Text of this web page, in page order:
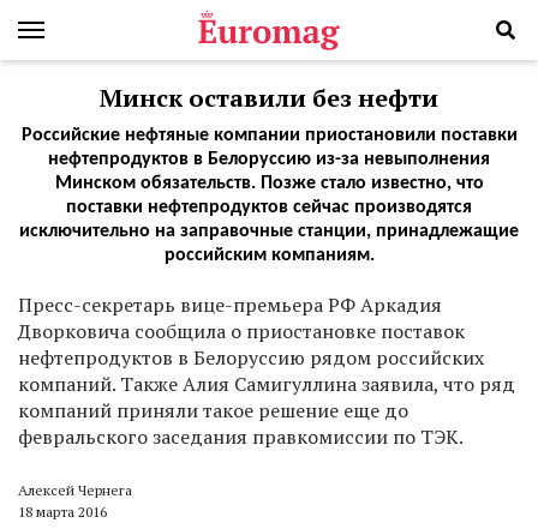
Минск оставили без нефти
Российские нефтяные компании приостановили поставки
нефтепродуктов в Белоруссию из-за невыполнения
Минском обязательств. Позже стало известно, что
поставки нефтепродуктов сейчас производятся
исключительно на заправочные станции, принадлежащие
российским компаниям.
Пресс-секретарь вице-премьера РФ Аркадия
Дворковича сообщила о приостановке поставок
нефтепродуктов в Белоруссию рядом российских
компаний. Также Алия Самигуллина заявила, что ряд
компаний приняли такое решение еще до
февральского заседания правкомиссии по ТЭК.
Алексей Чернега
18 марта 2016